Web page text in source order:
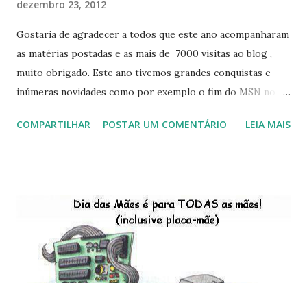
dezembro 23, 2012
Gostaria de agradecer a todos que este ano acompanharam
as matérias postadas e as mais de 7000 visitas ao blog ,
muito obrigado. Este ano tivemos grandes conquistas e
inúmeras novidades como por exemplo o fim do MSN no
do Kaiana que será lançada em 2013, distro nacional , a
do LibreOffice , o IX Latinoware, a Microsoft boicotando o
Linux (como sempre), o lançamento do Windows 8 e a sua
baixa taxa de adesão pelos usuários, entre out ros. Gostaria
de desejar a todos Boas Festas e que em 2013 possamos
COMPARTILHAR POSTAR UM COMENTÁRIO LEIA MAIS